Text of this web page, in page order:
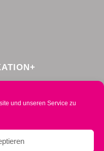
und unseren Service zu